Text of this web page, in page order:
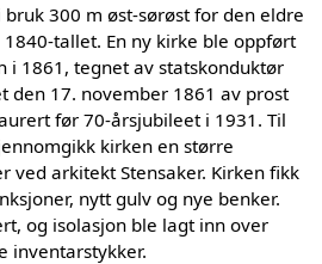
300 m øst-sørøst for den eldre
tallet. En ny kirke ble oppført
i 1861, tegnet av statskonduktør
den 17. november 1861 av prost
før 70-årsjubileet i 1931. Til
kirken en større
ved arkitekt Stensaker. Kirken fikk
nytt gulv og nye benker.
og isolasjon ble lagt inn over
inventarstykker.